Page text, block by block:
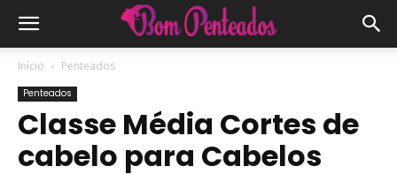
Início Penteados
Penteados
Classe Média Cortes de
cabelo para Cabelos